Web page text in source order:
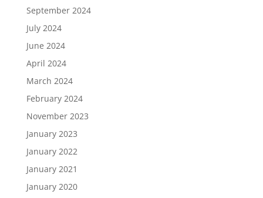
September 2024
July 2024
June 2024
April 2024
March 2024
February 2024
November 2023
January 2023
January 2022
January 2021
January 2020